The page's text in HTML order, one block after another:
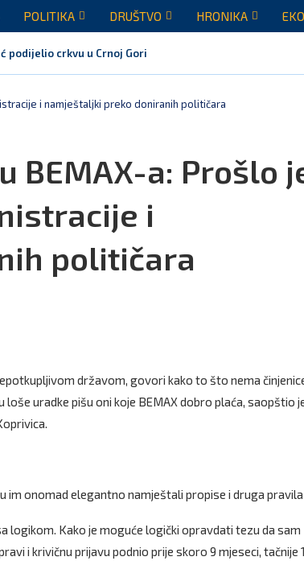
POLITIKA DRUŠTVO HRONIKA
podijelio crkvu u Crnoj Gori
i namještaljki preko doniranih političara
BEMAX-a: Prošlo
i
političara
državom, govori kako to što nema
uradke pišu oni koje BEMAX dobro plaća, saopštio
im onomad elegantno namještali propise i druga
logikom. Kako je moguće logički opravdati tezu da sam
i krivičnu prijavu podnio prije skoro 9 mjeseci, tačnije